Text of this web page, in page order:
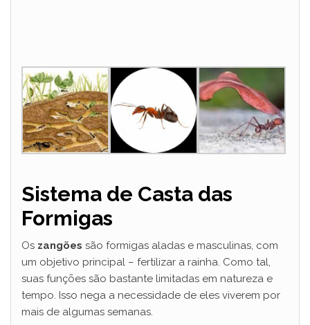
Sistema de Casta das
Formigas
Os zangões são formigas aladas e masculinas, com
um objetivo principal – fertilizar a rainha. Como tal,
suas funções são bastante limitadas em natureza e
tempo. Isso nega a necessidade de eles viverem por
mais de algumas semanas.